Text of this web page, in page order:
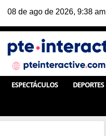
ESPECTÁCULOS DEPORTES